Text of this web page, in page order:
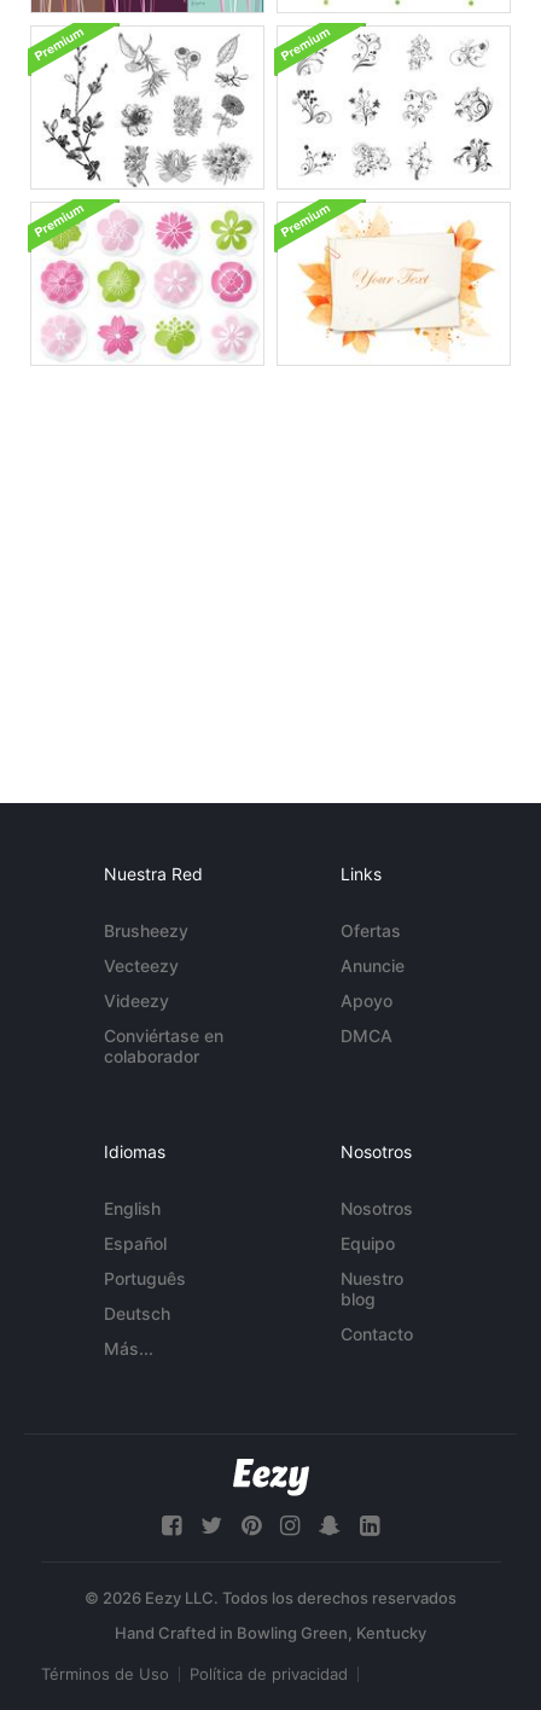
Nuestra Red
Brusheezy
Vecteezy
Videezy
Conviértase en
colaborador
Links
Ofertas
Anuncie
Apoyo
DMCA
Idiomas
English
Español
Português
Deutsch
Más...
Nosotros
Nosotros
Equipo
Nuestro
blog
Contacto
© 2026 Eezy LLC. Todos los derechos reservados
Términos de Uso Política de privacidad